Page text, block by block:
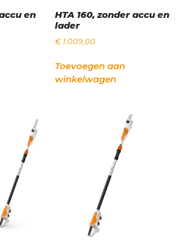
en
HTA 160, zonder accu en
lader
€1.009,00
Toevoegen aan
winkelwagen